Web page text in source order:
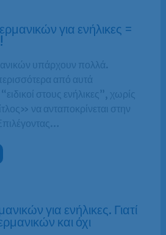
για ενήλικες =
υπάρχουν πολλά.
από αυτά
στους ενήλικες”, χωρίς
να ανταποκρίνεται στην
για ενήλικες. Γιατί
και όχι